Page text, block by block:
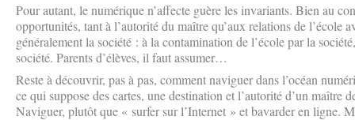
Pour autant, le numérique n’affecte guère les invariants. Bien au
opportunités, tant à l’autorité du maître qu’aux relations de l’école
généralement la société : à la contamination de l’école par la
société. Parents d’élèves, il faut assumer…
Reste à découvrir, pas à pas, comment naviguer dans l’océan
ce qui suppose des cartes, une destination et l’autorité d’un maître
Naviguer, plutôt que « surfer sur l’Internet » et bavarder en ligne.